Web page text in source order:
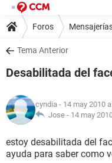
Foros
Tema Anterior
Desabilitada del
cyndia - 14 may 2010
Jose - 14 may
estoy desabilitada del
ayuda para saber como